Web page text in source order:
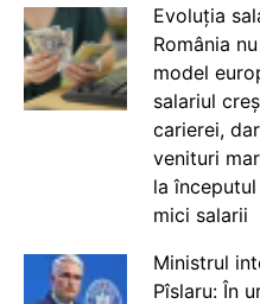
Evoluția
România
model
salariul
carierei,
venituri
la
mici salarii
Ministrul
Pîslaru: În